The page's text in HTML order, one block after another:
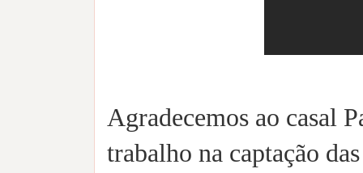
Agradecemos ao casal
trabalho na captação